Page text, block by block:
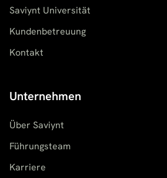
Saviynt Universität
Kundenbetreuung
Kontakt
Unternehmen
Über Saviynt
Führungsteam
Karriere